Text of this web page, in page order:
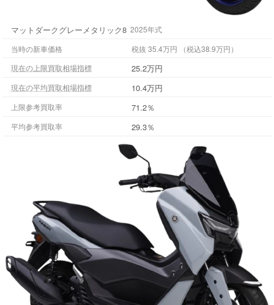
マットダークグレーメタリック8 2025年式
当時の新車価格
税抜 35.4万円 （税込38.9万円）
現在の上限買取相場指標
25.2万円
現在の平均買取相場指標 10.4万円
上限参考買取率 71.2％
平均参考買取率 29.3％